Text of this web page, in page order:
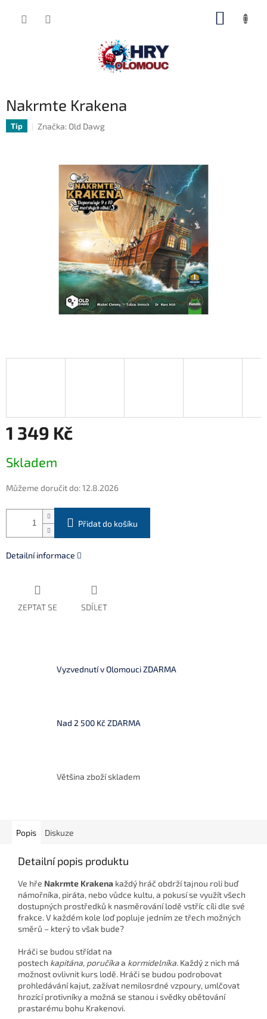
Nakrmte Krakena
Tip Značka: Old Dawg
1 349 Kč
cena:
Skladem
Můžeme doručit do:12.8.2026
Přidat do košíku
Detailní informace
ZEPTAT SE SDÍLET
Vyzvednutí v Olomouci ZDARMA
Nad 2 500 Kč ZDARMA
Většina zboží skladem
Popis Diskuze
Detailní popis produktu
Ve hře Nakrmte Krakena každý hráč obdrží tajnou roli buď
námořníka, piráta, nebo vůdce kultu, a pokusí se využít všech
dostupných prostředků k nasměrování lodě vstříc cíli dle své
frakce. V každém kole loď popluje jedním ze třech možných
směrů – který to však bude?
Hráči se budou střídat na
postech kapitána, poručíkaa kormidelníka. Každý z nich má
možnost ovlivnit kurs lodě. Hráči se budou podrobovat
prohledávání kajut, zažívat nemilosrdné vzpoury, umlčovat
hrozící protivníky a možná se stanou i svědky obětování
prastarému bohu Krakenovi.